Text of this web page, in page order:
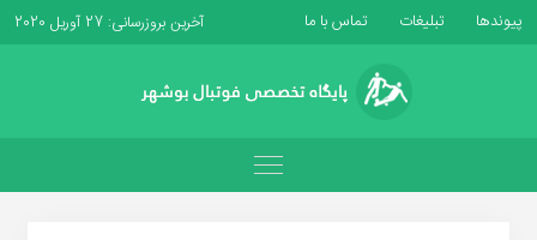
پیوندها تبلیغات تماس با ما آخرین بروزرسانی: 27 آوریل 2020